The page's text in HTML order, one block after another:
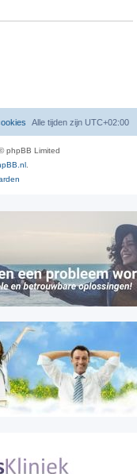
Alle tijden zijn UTC+02:00
phpBB Limited